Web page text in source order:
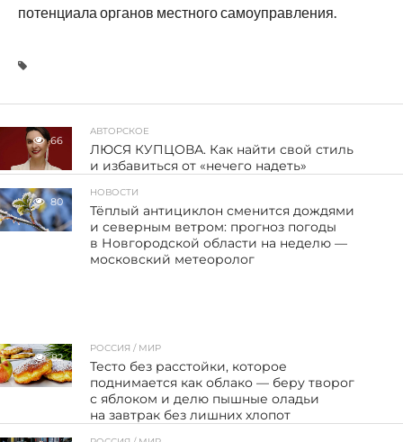
потенциала органов местного самоуправления.
66
АВТОРСКОЕ
ЛЮСЯ КУПЦОВА. Как найти свой стиль
и избавиться от «нечего надеть»
80
НОВОСТИ
Тёплый антициклон сменится дождями
и северным ветром: прогноз погоды
в Новгородской области на неделю —
московский метеоролог
82
РОССИЯ / МИР
Тесто без расстойки, которое
поднимается как облако — беру творог
с яблоком и делю пышные оладьи
на завтрак без лишних хлопот